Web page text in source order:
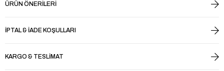
ÜRÜN ÖNERILERI
İPTAL & İADE KOŞULLARI
KARGO & TESLIMAT